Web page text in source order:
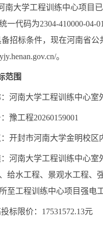
南大学工程训练中心项目
一代码为2304-410000-04-
备招标条件，现在河南省
。
范围
河南大学工程训练中心室
豫工程20260159001
：开封市河南大学金明校
河南大学工程训练中心室
给水工程、景观水工程、
至工程训练中心项目强电
标限价： 17531572.13元